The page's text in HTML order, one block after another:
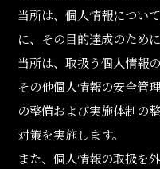
当所は、個人情報につい
に、その目的達成のため
当所は、取扱う個人情報
その他個人情報の安全管
の整備および実施体制の
対策を実施します。
また、個人情報の取扱を